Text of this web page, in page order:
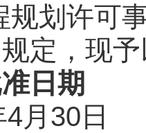
规划许可
定，现
日期
30日